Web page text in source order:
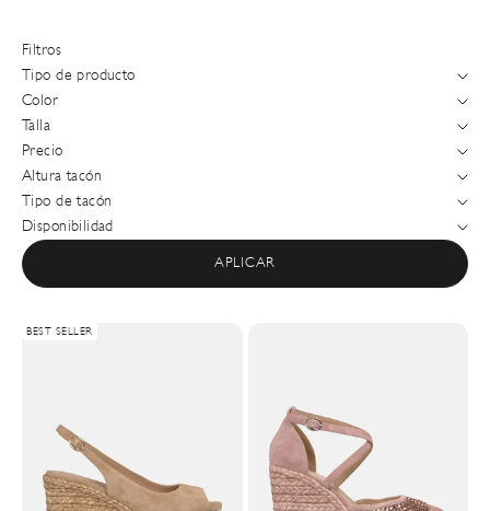
Filtros
Tipo de producto
Color
Talla
Precio
Altura tacón
Tipo de tacón
Disponibilidad
APLICAR
BEST SELLER